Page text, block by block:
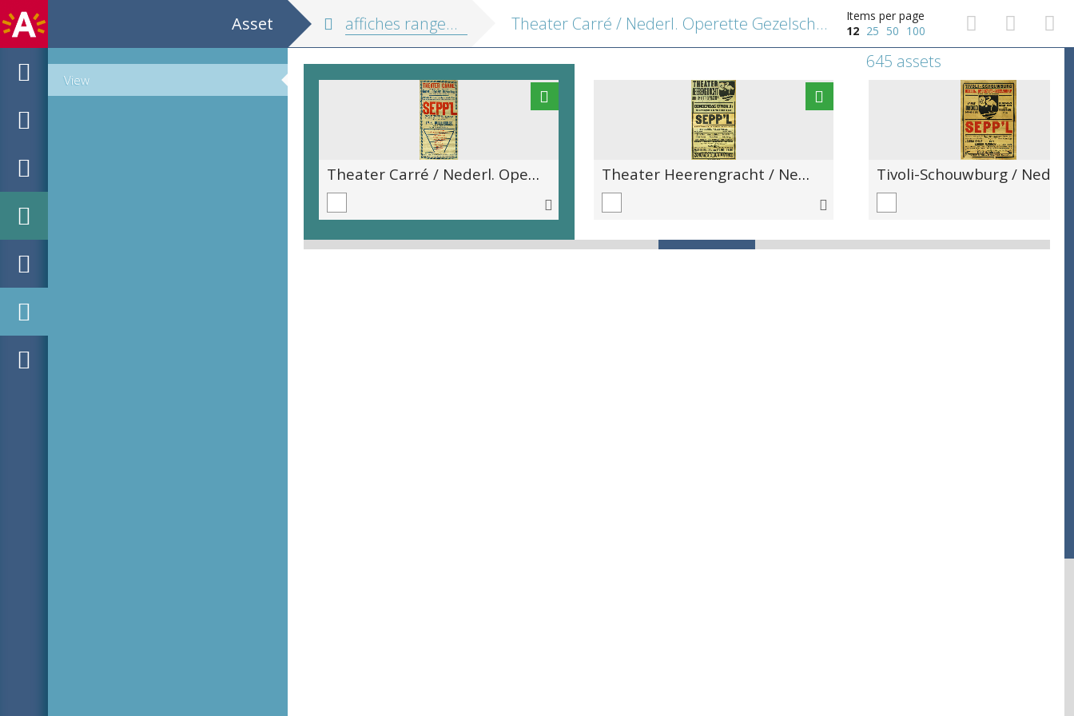
Asset
View
affiches range 34 Theater Carré / Nederl. Operette Gezelschap / Directie: Jac. van Bijlevelt en Fr. Meermans / De première voor Amsterdam van / Sepp'l / Komische operette in 3 bedrijven / van Louis de Vriendt en Lambr. Lambrechts / Muziek van Emiel Hullebroeck / [...]
Items per page
12 25 50 100
645 assets
Theater Carré / Nederl. Operette Gezelschap / Directie: Jac. van Bijlevelt en Fr. Meermans / De première voor Amsterdam van / Sepp'l / Komische operette in 3 bedrijven / van Louis de Vriendt en Lambr. Lambrechts / Muziek van Emiel Hullebroeck / [...] Theater Heerengracht / Ned. Operette-Gezelschap / Dir. Jac. van Bijlevelt / Sepp'l / Operette in 3 bedrijven van L. de Vriendt en L. Lambrechts / Muziek van Emiel Hullebroeck / [...] Door het Nederlandsch Operette-Gezelschap inTheater Heerengracht.